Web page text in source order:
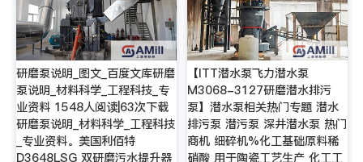
研磨泵说明_图文_百度文库研磨
泵说明_材料科学_工程科技_专
业资料 1548人阅读|63次下载
研磨泵说明_材料科学_工程科技
_专业资料。美国利佰特
D3648LSG 双研磨污水提升器
【ITT潜水泵飞力潜水泵
M3068-3127研磨潜水排污
泵】潜水泵相关热门专题 潜水
排污泵 潜污泵 深井潜水泵 热门
商机 细碎机%化工基础原料稀
硝酸 用于陶瓷工艺生产 化工工